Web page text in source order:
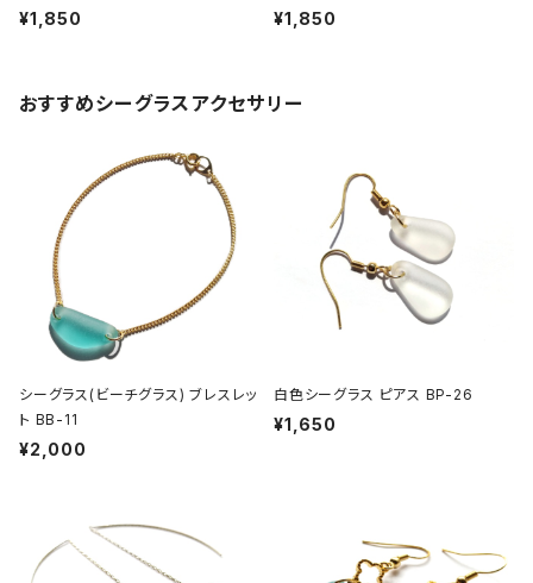
¥1,850 ¥1,850
おすすめシーグラスアクセサリー
シーグラス(ビーチグラス) ブレスレッ
ト BB-11
¥2,000
白色シーグラス ピアス BP-26
¥1,650